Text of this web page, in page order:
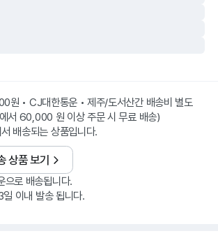
원 • CJ대한통운 • 제주/도서산간 배송비 별도
서 60,000 원 이상 주문 시 무료 배송)
배송되는 상품입니다.
상품 보기
으로 배송됩니다.
이내 발송 됩니다.